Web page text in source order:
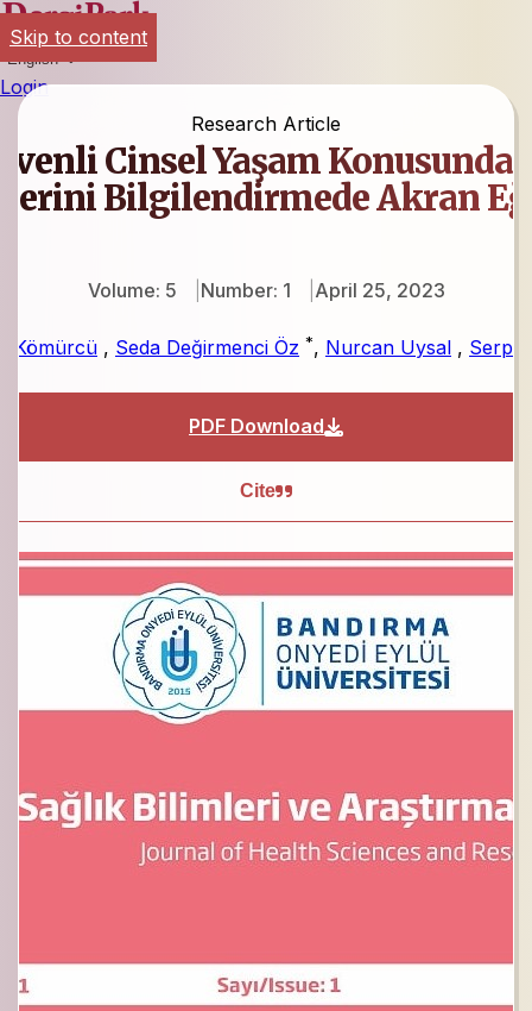
English
Login
Research Article
Cinsel Yaşam Konusunda
Bilgilendirmede Akran
Volume: 5 Number: 1 April 25, 2023
Kömürcü , Seda Değirmenci Öz *, Nurcan Uysal , Serpil
PDF Download
Cite
Skip to content